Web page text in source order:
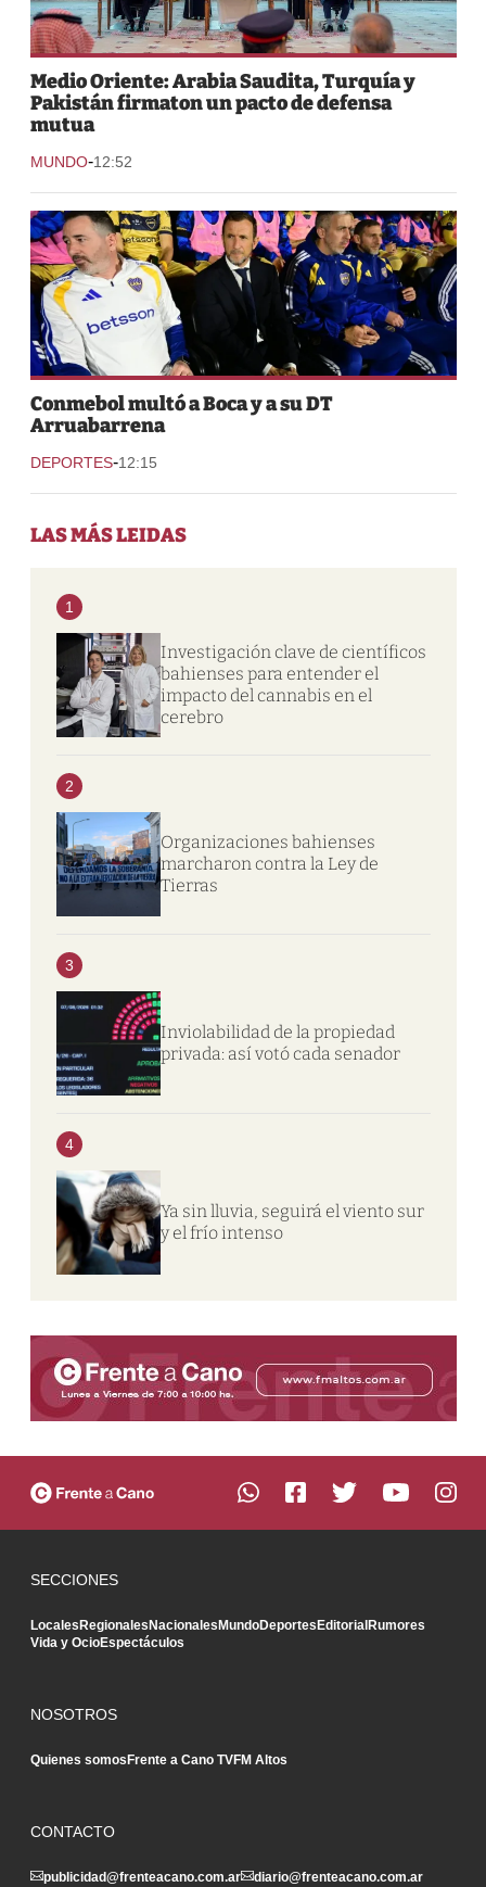
Medio Oriente: Arabia Saudita, Turquía y
Pakistán firmaton un pacto de defensa
mutua
MUNDO-12:52
Conmebol multó a Boca y a su DT
Arruabarrena
DEPORTES-12:15
LAS MÁS LEIDAS
1
Investigación clave de científicos
bahienses para entender el
impacto del cannabis en el
cerebro
2
Organizaciones bahienses
marcharon contra la Ley de
Tierras
3
Inviolabilidad de la propiedad
privada: así votó cada senador
4
Ya sin lluvia, seguirá el viento sur
y el frío intenso
SECCIONES
LocalesRegionalesNacionalesMundoDeportesEditorialRumores
Vida y OcioEspectáculos
NOSOTROS
Quienes somosFrente a Cano TVFM Altos
CONTACTO
publicidad@frenteacano.com.ar
diario@frenteacano.com.ar